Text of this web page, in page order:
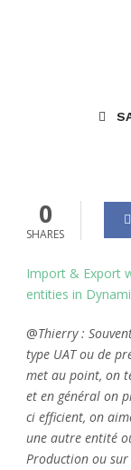
dans
Dynamics_365
0
SHARES
Import & Export
entities in
@Thierry :
type UAT ou de
met au point, on
et en général on
ci efficient, on
une autre entité
Production ou